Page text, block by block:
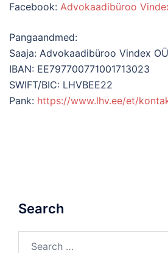
Facebook: Advokaadibüroo
Pangaandmed:
Saaja: Advokaadibüroo Vindex OÜ
IBAN: EE797700771001713023
SWIFT/BIC: LHVBEE22
Pank: https://www.lhv.ee/et/
Search